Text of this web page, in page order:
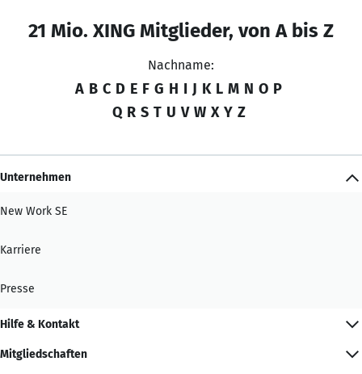
21 Mio. XING Mitglieder, von A bis Z
Nachname:
A B C D E F G H I J K L M N O P
Q R S T U V W X Y Z
Unternehmen
New Work SE
Karriere
Presse
Hilfe & Kontakt
Mitgliedschaften